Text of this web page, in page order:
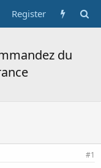
Register
du
#1